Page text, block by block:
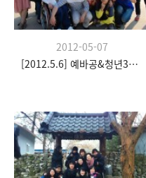
2012-05-07
[2012.5.6] 예바공&청년3부-Outing